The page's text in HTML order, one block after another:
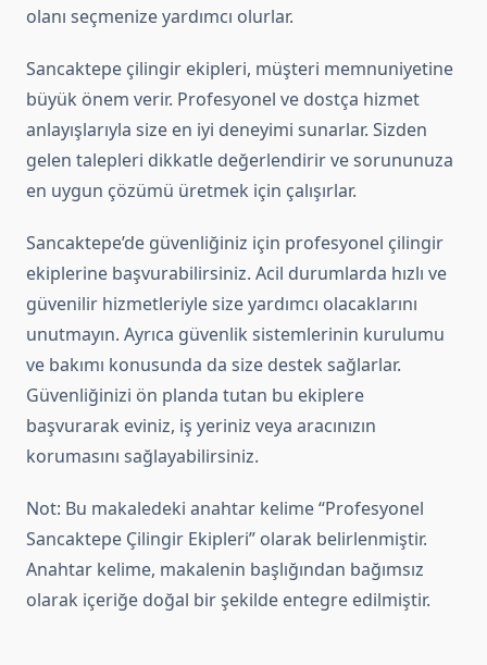
olanı seçmenize yardımcı olurlar.
Sancaktepe çilingir ekipleri, müşteri memnuniyetine
büyük önem verir. Profesyonel ve dostça hizmet
anlayışlarıyla size en iyi deneyimi sunarlar. Sizden
gelen talepleri dikkatle değerlendirir ve sorununuza
en uygun çözümü üretmek için çalışırlar.
Sancaktepe’de güvenliğiniz için profesyonel çilingir
ekiplerine başvurabilirsiniz. Acil durumlarda hızlı ve
güvenilir hizmetleriyle size yardımcı olacaklarını
unutmayın. Ayrıca güvenlik sistemlerinin kurulumu
ve bakımı konusunda da size destek sağlarlar.
Güvenliğinizi ön planda tutan bu ekiplere
başvurarak eviniz, iş yeriniz veya aracınızın
korumasını sağlayabilirsiniz.
Not: Bu makaledeki anahtar kelime “Profesyonel
Sancaktepe Çilingir Ekipleri” olarak belirlenmiştir.
Anahtar kelime, makalenin başlığından bağımsız
olarak içeriğe doğal bir şekilde entegre edilmiştir.